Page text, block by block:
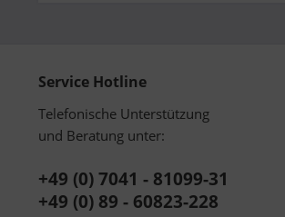
Service Hotline
Telefonische Unterstützung
und Beratung unter:
+49 (0) 7041 - 81099-31
+49 (0) 89 - 60823-228